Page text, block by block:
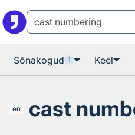
Sõnakogud 1 Keel
en cast